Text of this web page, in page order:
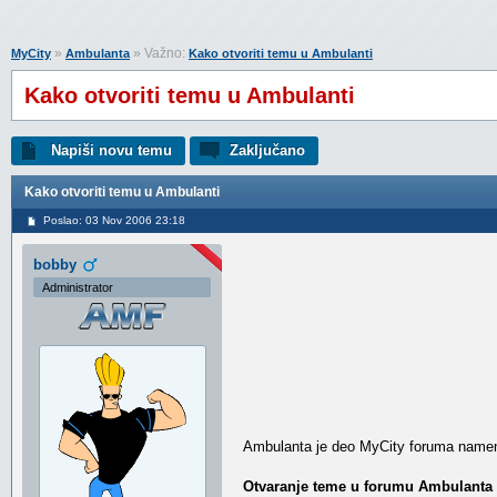
MyCity » Ambulanta» Važno: Kako otvoriti temu u Ambulanti
Kako otvoriti temu u Ambulanti
Napiši novu temu Zaključano
Kako otvoriti temu u Ambulanti
Poslao: 03 Nov 2006 23:18
bobby
Administrator
Ambulanta je deo MyCity foruma
Otvaranje teme u forumu